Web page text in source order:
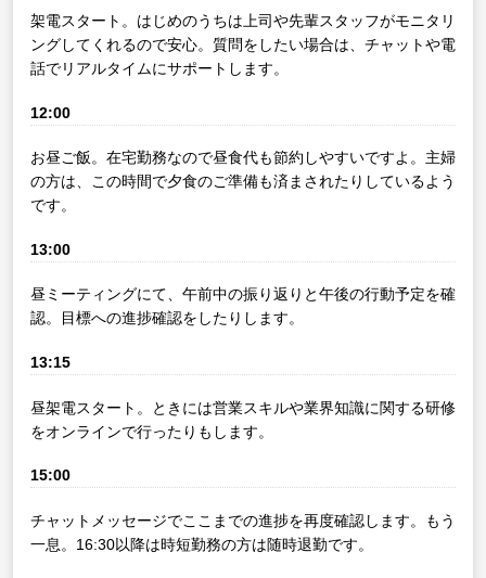
架電スタート。はじめのうちは上司や先輩スタッフがモニタリ
ングしてくれるので安心。質問をしたい場合は、チャットや電
話でリアルタイムにサポートします。
12:00
お昼ご飯。在宅勤務なので昼食代も節約しやすいですよ。主婦
の方は、この時間で夕食のご準備も済まされたりしているよう
です。
13:00
昼ミーティングにて、午前中の振り返りと午後の行動予定を確
認。目標への進捗確認をしたりします。
13:15
昼架電スタート。ときには営業スキルや業界知識に関する研修
をオンラインで行ったりもします。
15:00
チャットメッセージでここまでの進捗を再度確認します。もう
一息。16:30以降は時短勤務の方は随時退勤です。